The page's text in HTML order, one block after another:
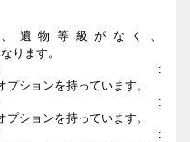
遺物等級がなく、
ります。
:
プションを持っています。
:
プションを持っています。
: